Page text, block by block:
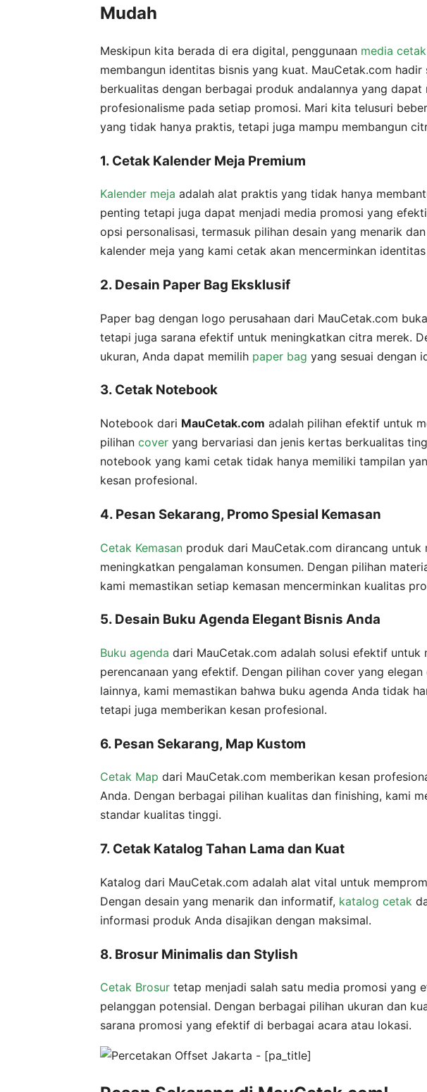
Mudah
Meskipun kita berada di era digital, penggunaan media cetak
membangun identitas bisnis yang kuat. MauCetak.com
berkualitas dengan berbagai produk andalannya yang
profesionalisme pada setiap promosi. Mari kita telusuri
yang tidak hanya praktis, tetapi juga mampu membangun
1. Cetak Kalender Meja Premium
Kalender meja adalah alat praktis yang tidak hanya
penting tetapi juga dapat menjadi media promosi yang
opsi personalisasi, termasuk pilihan desain yang menarik
kalender meja yang kami cetak akan mencerminkan
2. Desain Paper Bag Eksklusif
Paper bag dengan logo perusahaan dari MauCetak.com
tetapi juga sarana efektif untuk meningkatkan citra merek.
ukuran, Anda dapat memilih paper bag yang sesuai dengan
3. Cetak Notebook
Notebook dari MauCetak.com adalah pilihan efektif untuk
pilihan cover yang bervariasi dan jenis kertas berkualitas
notebook yang kami cetak tidak hanya memiliki tampilan
kesan profesional.
4. Pesan Sekarang, Promo Spesial Kemasan
Cetak Kemasan produk dari MauCetak.com dirancang
meningkatkan pengalaman konsumen. Dengan pilihan
kami memastikan setiap kemasan mencerminkan kualitas
5. Desain Buku Agenda Elegant Bisnis Anda
Buku agenda dari MauCetak.com adalah solusi efektif untuk
perencanaan yang efektif. Dengan pilihan cover yang
lainnya, kami memastikan bahwa buku agenda Anda tidak
tetapi juga memberikan kesan profesional.
6. Pesan Sekarang, Map Kustom
Cetak Map dari MauCetak.com memberikan kesan
Anda. Dengan berbagai pilihan kualitas dan finishing, kami
standar kualitas tinggi.
7. Cetak Katalog Tahan Lama dan Kuat
Katalog dari MauCetak.com adalah alat vital untuk
Dengan desain yang menarik dan informatif, katalog cetak
informasi produk Anda disajikan dengan maksimal.
8. Brosur Minimalis dan Stylish
Cetak Brosur tetap menjadi salah satu media promosi yang
pelanggan potensial. Dengan berbagai pilihan ukuran dan
sarana promosi yang efektif di berbagai acara atau lokasi.